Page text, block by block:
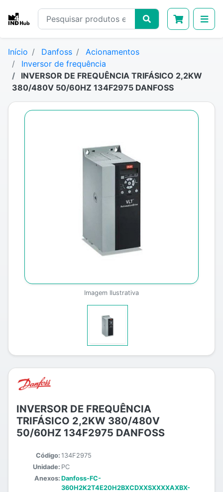
Início Danfoss
Acionamentos
Inversor de frequência
INVERSOR DE FREQUÊNCIA TRIFÁSICO 2,2KW
380/480V 50/60HZ 134F2975 DANFOSS
Imagem Ilustrativa
INVERSOR DE FREQUÊNCIA
TRIFÁSICO 2,2KW 380/480V
50/60HZ 134F2975 DANFOSS
Código: 134F2975
Unidade: PC
Anexos: Danfoss-FC-
360H2K2T4E20H2BXCDXXSXXXXAXBX-